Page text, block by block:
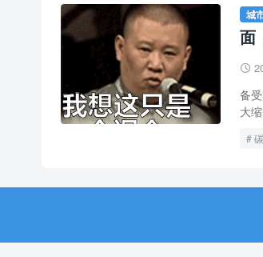
城
面

备
大